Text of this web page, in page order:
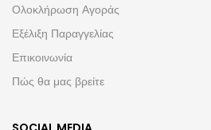
Ολοκλήρωση Αγοράς
Εξέλιξη Παραγγελίας
Επικοινωνία
Πώς θα μας βρείτε